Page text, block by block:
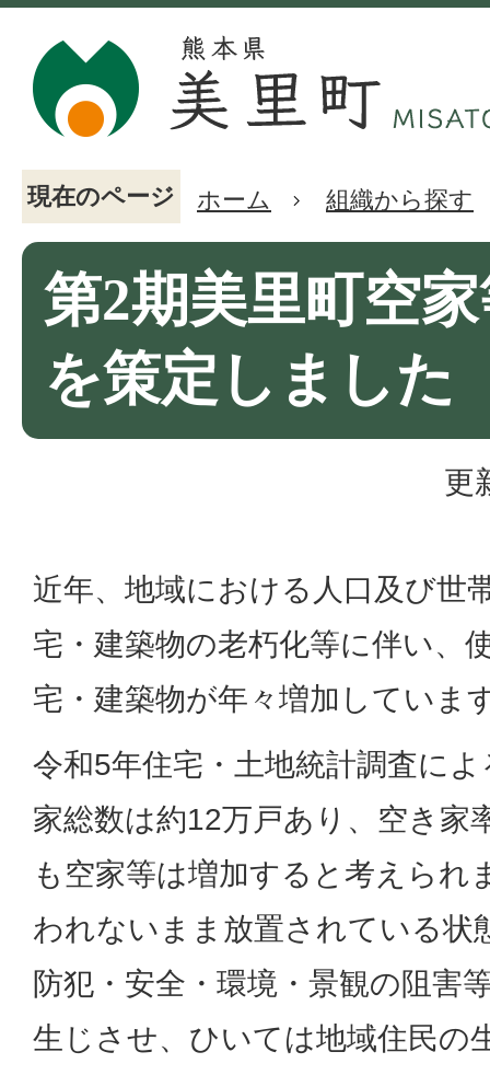
現在のページ ホーム 組織から探す
第2期美里町空
を策定しました
更
近年、地域における人口及び世
宅・建築物の老朽化等に伴い、
宅・建築物が年々増加していま
令和5年住宅・土地統計調査に
家総数は約12万戸あり、空き家
も空家等は増加すると考えられ
われないまま放置されている状
防犯・安全・環境・景観の阻害
生じさせ、ひいては地域住民の